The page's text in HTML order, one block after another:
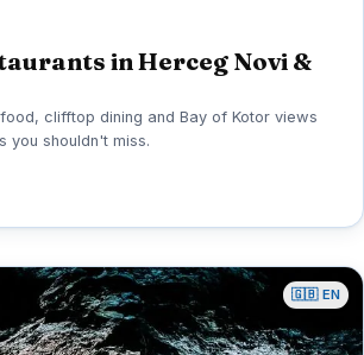
in Herceg Novi &
clifftop dining and Bay of Kotor views
you shouldn't miss.
🇬🇧 EN